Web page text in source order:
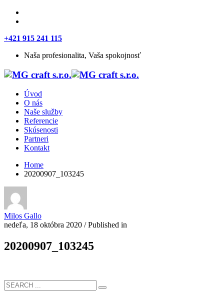
+421 915 241 115
Naša profesionalita, Vaša spokojnosť
Úvod
O nás
Naše služby
Referencie
Skúsenosti
Partneri
Kontakt
Home
20200907_103245
Milos Gallo
nedeľa, 18 októbra 2020 /Published in
20200907_103245